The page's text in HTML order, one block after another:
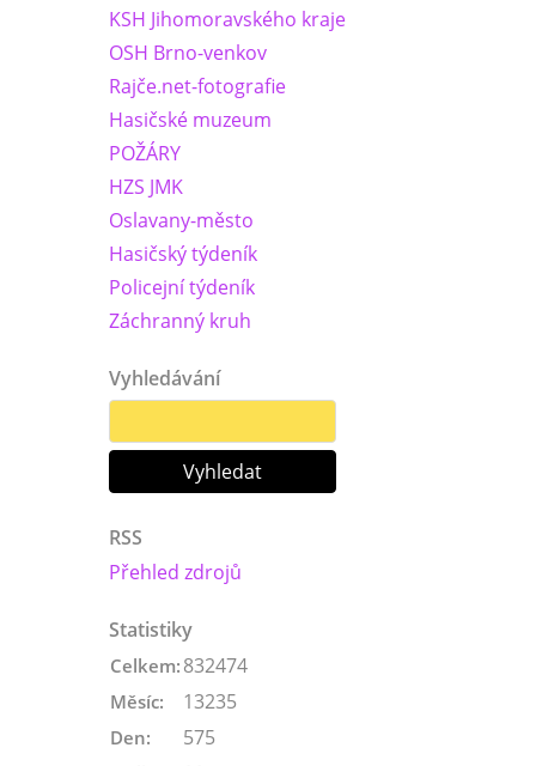
KSH Jihomoravského kraje
OSH Brno-venkov
Rajče.net-fotografie
Hasičské muzeum
POŽÁRY
HZS JMK
Oslavany-město
Hasičský týdeník
Policejní týdeník
Záchranný kruh
Vyhledávání
RSS
Přehled zdrojů
Statistiky
Celkem: 832474
Měsíc: 13235
Den: 575